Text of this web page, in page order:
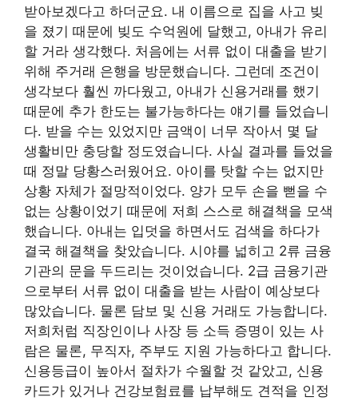
받아보겠다고 하더군요. 내 이름으로 집을 사고 빚
을 졌기 때문에 빚도 수억원에 달했고, 아내가 유리
할 거라 생각했다. 처음에는 서류 없이 대출을 받기
위해 주거래 은행을 방문했습니다. 그런데 조건이
생각보다 훨씬 까다웠고, 아내가 신용거래를 했기
때문에 추가 한도는 불가능하다는 얘기를 들었습니
다. 받을 수는 있었지만 금액이 너무 작아서 몇 달
생활비만 충당할 정도였습니다. 사실 결과를 들었을
때 정말 당황스러웠어요. 아이를 탓할 수는 없지만
상황 자체가 절망적이었다. 양가 모두 손을 뻗을 수
없는 상황이었기 때문에 저희 스스로 해결책을 모색
했습니다. 아내는 입덧을 하면서도 검색을 하다가
결국 해결책을 찾았습니다. 시야를 넓히고 2류 금융
기관의 문을 두드리는 것이었습니다. 2급 금융기관
으로부터 서류 없이 대출을 받는 사람이 예상보다
많았습니다. 물론 담보 및 신용 거래도 가능합니다.
저희처럼 직장인이나 사장 등 소득 증명이 있는 사
람은 물론, 무직자, 주부도 지원 가능하다고 합니다.
신용등급이 높아서 절차가 수월할 것 같았고, 신용
카드가 있거나 건강보험료를 납부해도 견적을 인정